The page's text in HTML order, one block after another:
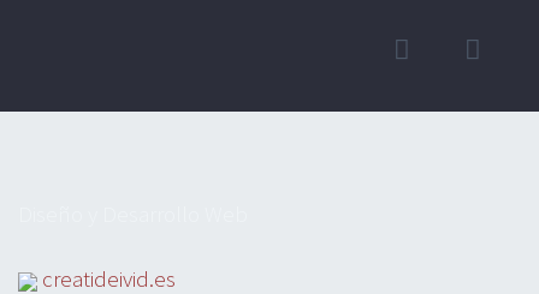
creatideivid.es